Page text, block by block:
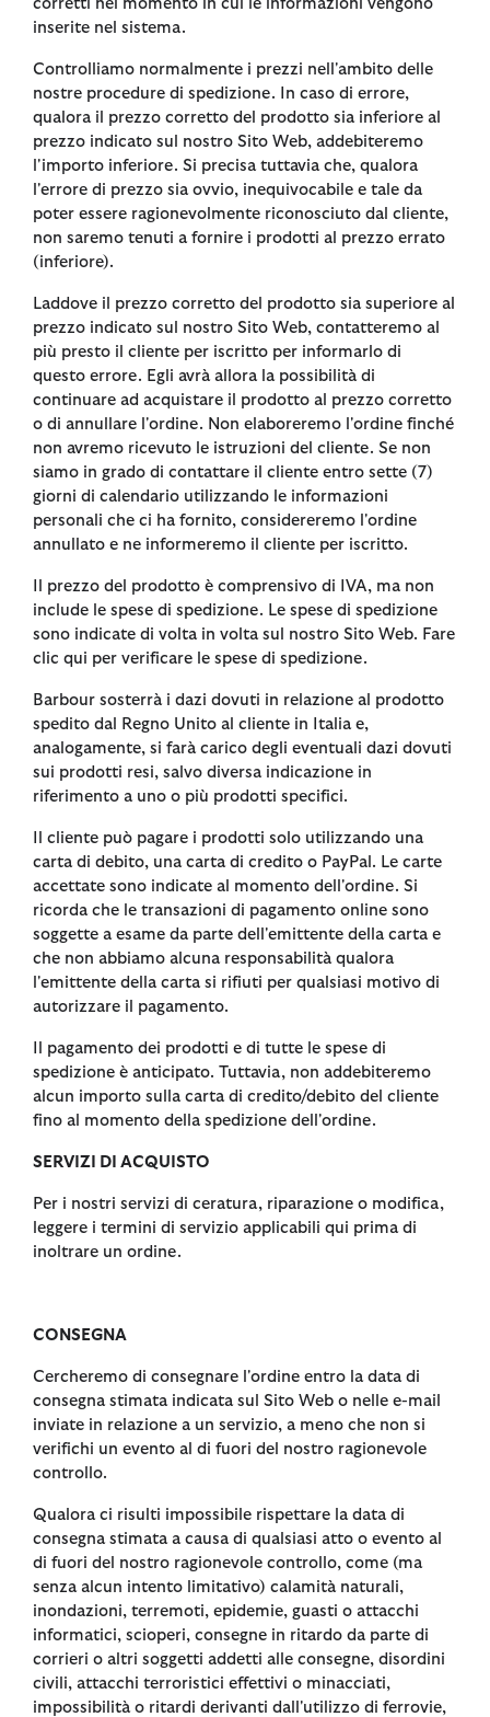
corretti nel momento in cui le informazioni vengono
inserite nel sistema.
Controlliamo normalmente i prezzi nell'ambito delle
nostre procedure di spedizione. In caso di errore,
qualora il prezzo corretto del prodotto sia inferiore al
prezzo indicato sul nostro Sito Web, addebiteremo
l'importo inferiore. Si precisa tuttavia che, qualora
l'errore di prezzo sia ovvio, inequivocabile e tale da
poter essere ragionevolmente riconosciuto dal cliente,
non saremo tenuti a fornire i prodotti al prezzo errato
(inferiore).
Laddove il prezzo corretto del prodotto sia superiore al
prezzo indicato sul nostro Sito Web, contatteremo al
più presto il cliente per iscritto per informarlo di
questo errore. Egli avrà allora la possibilità di
continuare ad acquistare il prodotto al prezzo corretto
o di annullare l'ordine. Non elaboreremo l'ordine finché
non avremo ricevuto le istruzioni del cliente. Se non
siamo in grado di contattare il cliente entro sette (7)
giorni di calendario utilizzando le informazioni
personali che ci ha fornito, considereremo l'ordine
annullato e ne informeremo il cliente per iscritto.
Il prezzo del prodotto è comprensivo di IVA, ma non
include le spese di spedizione. Le spese di spedizione
sono indicate di volta in volta sul nostro Sito Web. Fare
clic qui per verificare le spese di spedizione.
Barbour sosterrà i dazi dovuti in relazione al prodotto
spedito dal Regno Unito al cliente in Italia e,
analogamente, si farà carico degli eventuali dazi dovuti
sui prodotti resi, salvo diversa indicazione in
riferimento a uno o più prodotti specifici.
Il cliente può pagare i prodotti solo utilizzando una
carta di debito, una carta di credito o PayPal. Le carte
accettate sono indicate al momento dell'ordine. Si
ricorda che le transazioni di pagamento online sono
soggette a esame da parte dell'emittente della carta e
che non abbiamo alcuna responsabilità qualora
l'emittente della carta si rifiuti per qualsiasi motivo di
autorizzare il pagamento.
Il pagamento dei prodotti e di tutte le spese di
spedizione è anticipato. Tuttavia, non addebiteremo
alcun importo sulla carta di credito/debito del cliente
fino al momento della spedizione dell'ordine.
SERVIZI DI ACQUISTO
Per i nostri servizi di ceratura, riparazione o modifica,
leggere i termini di servizio applicabili qui prima di
inoltrare un ordine.
CONSEGNA
Cercheremo di consegnare l'ordine entro la data di
consegna stimata indicata sul Sito Web o nelle e-mail
inviate in relazione a un servizio, a meno che non si
verifichi un evento al di fuori del nostro ragionevole
controllo.
Qualora ci risulti impossibile rispettare la data di
consegna stimata a causa di qualsiasi atto o evento al
di fuori del nostro ragionevole controllo, come (ma
senza alcun intento limitativo) calamità naturali,
inondazioni, terremoti, epidemie, guasti o attacchi
informatici, scioperi, consegne in ritardo da parte di
corrieri o altri soggetti addetti alle consegne, disordini
civili, attacchi terroristici effettivi o minacciati,
impossibilità o ritardi derivanti dall'utilizzo di ferrovie,